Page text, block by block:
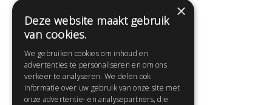
Help
Contact
Huisregels
×
Deze website maakt gebruik
van cookies.
We gebruiken cookies om inhoud en
advertenties te personaliseren en om ons
verkeer te analyseren. We delen ook
informatie over uw gebruik van onze site met
onze advertentie- en analysepartners, die